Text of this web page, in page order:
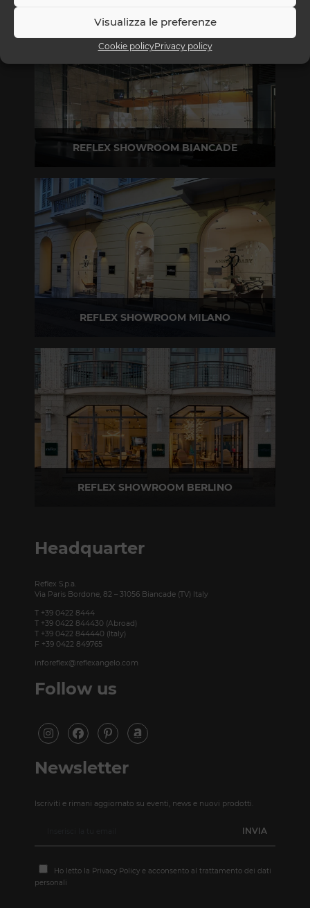
Visualizza le preferenze
Cookie policyPrivacy policy
REFLEX SHOWROOM BIANCADE
T +39 0422 849201
REFLEX SHOWROOM MILANO
T +39 02 80582955
REFLEX SHOWROOM BERLINO
Headquarter
Reflex S.p.a.
Via Paris Bordone, 82 – 31056 Biancade (TV) Italy
T +39 0422 8444
T +39 0422 844430 (Abroad)
T +39 0422 844440 (Italy)
F +39 0422 849765
inforeflex@reflexangelo.com
Follow us
Newsletter
Iscriviti e rimani aggiornato su eventi, news e nuovi prodotti.
Ho letto la Privacy Policy e acconsento al trattamento dei dati
personali